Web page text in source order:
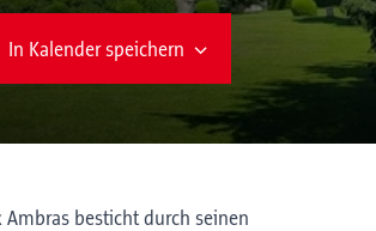
In Kalender speichern
Ambras besticht durch seinen